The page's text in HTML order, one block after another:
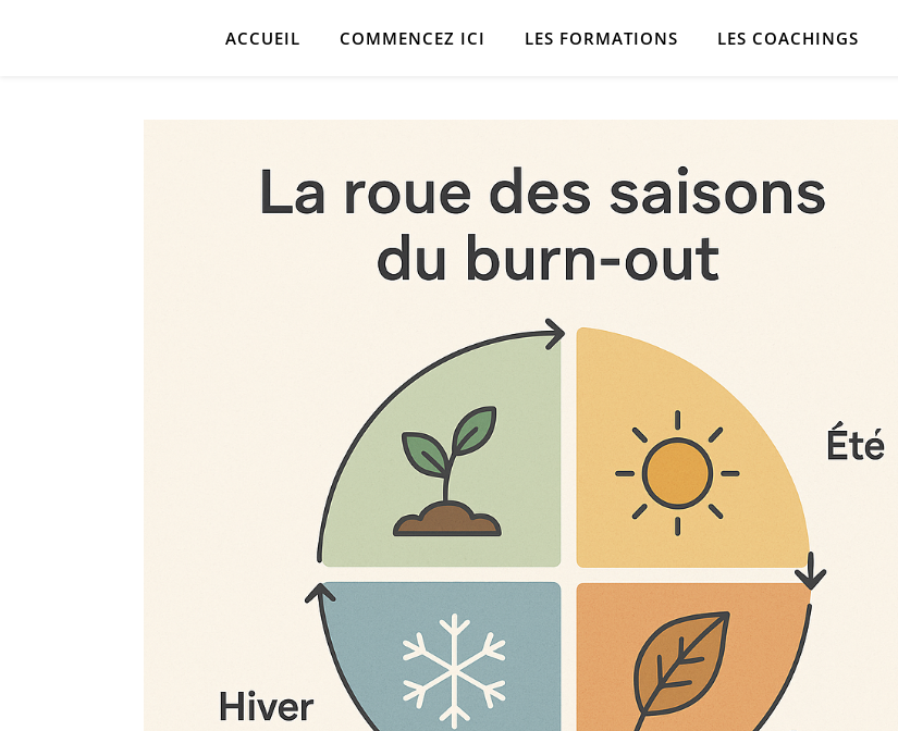
ACCUEIL COMMENCEZ ICI LES FORMATIONS LES COACHINGS